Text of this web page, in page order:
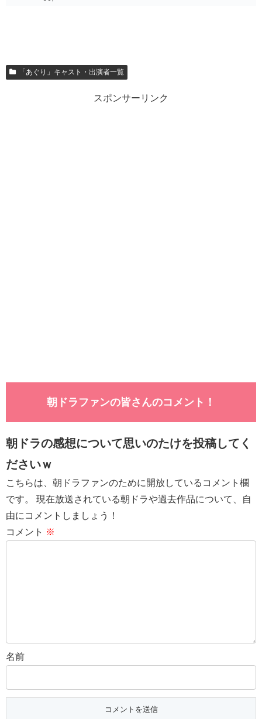
「あぐり」キャスト・出演者一覧
スポンサーリンク
朝ドラファンの皆さんのコメント！
朝ドラの感想について思いのたけを投稿してく
ださいｗ
こちらは、朝ドラファンのために開放しているコメント欄
です。 現在放送されている朝ドラや過去作品について、自
由にコメントしましょう！
コメント ※
名前